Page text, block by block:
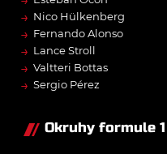
→ Nico Hülkenberg
→ Fernando Alonso
→ Lance Stroll
→ Valtteri Bottas
→ Sergio Pérez
Okruhy formule 1